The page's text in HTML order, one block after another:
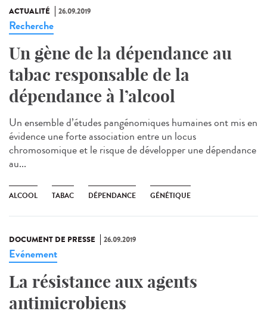
ACTUALITÉ 26.09.2019
Recherche
Un gène de la dépendance au
tabac responsable de la
dépendance à l’alcool
Un ensemble d’études pangénomiques humaines ont mis en
évidence une forte association entre un locus
chromosomique et le risque de développer une dépendance
au...
ALCOOL TABAC DÉPENDANCE GÉNÉTIQUE
DOCUMENT DE PRESSE 26.09.2019
Evénement
La résistance aux agents
antimicrobiens